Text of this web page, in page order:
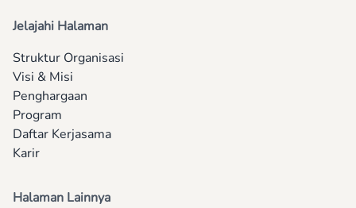
Jelajahi Halaman
Struktur Organisasi
Visi & Misi
Penghargaan
Program
Daftar Kerjasama
Karir
Halaman Lainnya